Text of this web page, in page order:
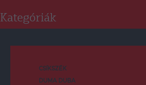
Kategóriák
CSÍKSZÉK
DUMA DUBA